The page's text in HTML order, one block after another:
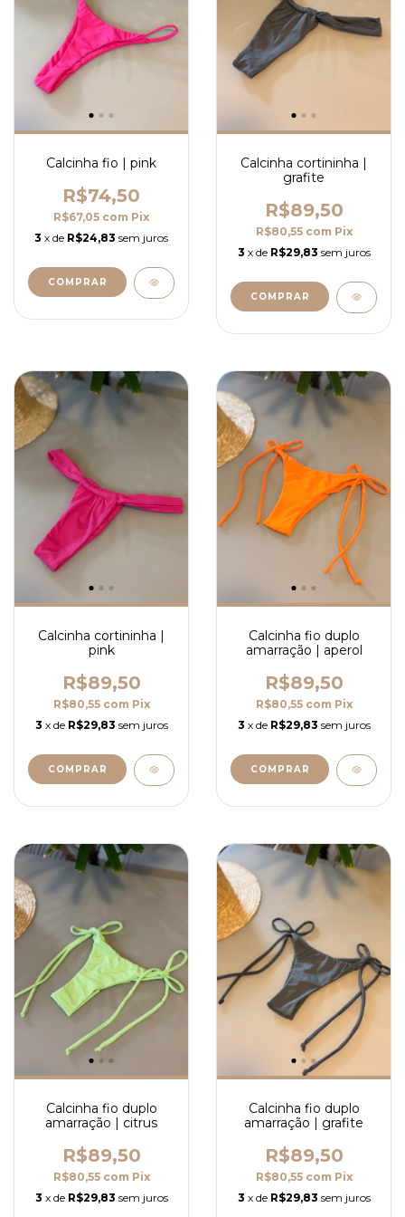
Calcinha fio | pink
R$74,50
R$67,05 com Pix
3 x de R$24,83 sem juros
COMPRAR
Calcinha cortininha |
grafite
R$89,50
R$80,55 com Pix
3 x de R$29,83 sem juros
COMPRAR
Calcinha cortininha |
pink
R$89,50
R$80,55 com Pix
3 x de R$29,83 sem juros
COMPRAR
Calcinha fio duplo
amarração | aperol
R$89,50
R$80,55 com Pix
3 x de R$29,83 sem juros
COMPRAR
Calcinha fio duplo
amarração | citrus
R$89,50
R$80,55 com Pix
3 x de R$29,83 sem juros
Calcinha fio duplo
amarração | grafite
R$89,50
R$80,55 com Pix
3 x de R$29,83 sem juros